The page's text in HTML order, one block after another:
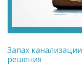
Запах
решения